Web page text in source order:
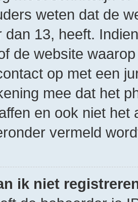
weten dat de
dan 13, heeft.
de website
op met een
mee dat het
en ook niet
vermeld
ik niet